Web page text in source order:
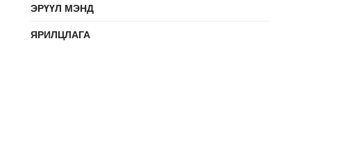
ЭРҮҮЛ МЭНД
ЯРИЛЦЛАГА